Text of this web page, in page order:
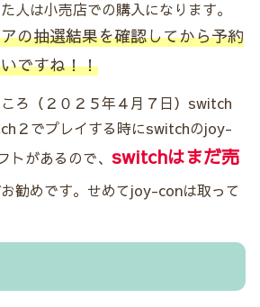
人は小売店での購入になります。
の抽選結果を確認してから予約
ですね！！
ろ（２０２５年４月７日）switch
２でプレイする時にswitchのjoy-
トがあるので、 switchはまだ売
勧めです。せめてjoy-conは取って